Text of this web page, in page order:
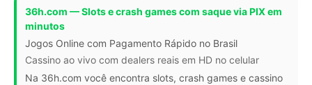
36h.com — Slots e crash games com saque via PIX em
minutos
Jogos Online com Pagamento Rápido no Brasil
Cassino ao vivo com dealers reais em HD no celular
Na 36h.com você encontra slots, crash games e cassino